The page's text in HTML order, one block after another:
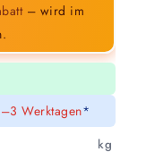
– wird im
Werktagen*
kg